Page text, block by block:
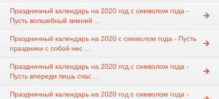
Праздничный календарь на 2020 год с символом года -
Пусть волшебный зимний ...
Праздничный календарь на 2020 с символом года - Пусть
праздники с собой нес ...
Праздничный календарь на 2020 год с символом года -
Пусть впереди лишь счас ...
Праздничный календарь на 2020 год с символом года -